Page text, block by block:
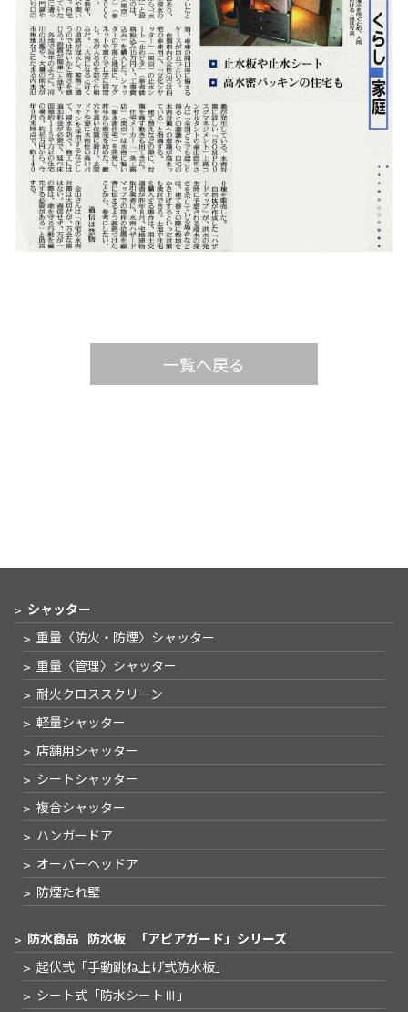
一覧へ戻る
シャッター
重量〈防火・防煙〉 シャッター
重量〈管理〉 シャッター
耐火クロススクリーン
軽量シャッター
店舗用シャッター
シートシャッター
複合シャッター
ハンガードア
オーバーヘッドア
防煙たれ壁
防水商品 防水板
「アピアガード」シリーズ
起伏式 「手動跳ね上げ式防水板」
シート式 「防水シートⅢ」